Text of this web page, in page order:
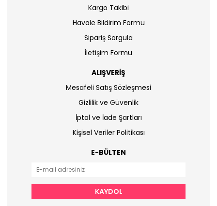
Kargo Takibi
Havale Bildirim Formu
Sipariş Sorgula
İletişim Formu
ALIŞVERİŞ
Mesafeli Satış Sözleşmesi
Gizlilik ve Güvenlik
İptal ve İade Şartları
Kişisel Veriler Politikası
E-BÜLTEN
KAYDOL